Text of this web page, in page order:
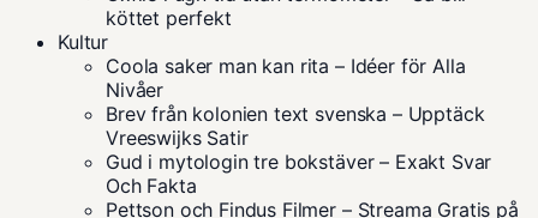
köttet perfekt
Kultur
Coola saker man kan rita – Idéer för Alla
Nivåer
Brev från kolonien text svenska – Upptäck
Vreeswijks Satir
Gud i mytologin tre bokstäver – Exakt Svar
Och Fakta
Pettson och Findus Filmer – Streama Gratis på